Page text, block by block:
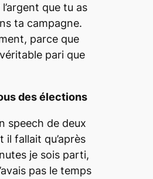
que tu as
ta campagne.
parce que
pari que
des élections
speech de deux
il fallait qu’après
je sois parti,
pas le temps